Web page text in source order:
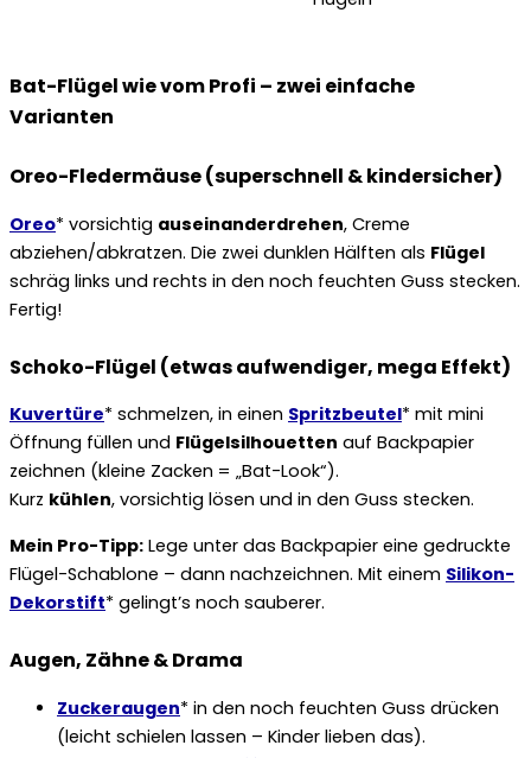
Bat-Flügel wie vom Profi – zwei einfache
Varianten
Oreo-Fledermäuse (superschnell & kindersicher)
Oreo* vorsichtig auseinanderdrehen, Creme
abziehen/abkratzen. Die zwei dunklen Hälften als Flügel
schräg links und rechts in den noch feuchten Guss stecken.
Fertig!
Schoko-Flügel (etwas aufwendiger, mega Effekt)
Kuvertüre* schmelzen, in einen Spritzbeutel* mit mini
Öffnung füllen und Flügelsilhouetten auf Backpapier
zeichnen (kleine Zacken = „Bat-Look“).
Kurz kühlen, vorsichtig lösen und in den Guss stecken.
Mein Pro-Tipp: Lege unter das Backpapier eine gedruckte
Flügel-Schablone – dann nachzeichnen. Mit einem Silikon-
Dekorstift* gelingt’s noch sauberer.
Augen, Zähne & Drama
Zuckeraugen* in den noch feuchten Guss drücken
(leicht schielen lassen – Kinder lieben das).